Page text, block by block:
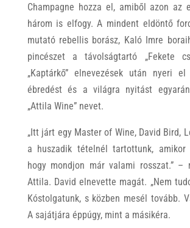
Champagne hozza el, amiből azon az
három is elfogy. A mindent eldöntő
mutató rebellis borász, Kaló Imre
pincészet a távolságtartó „Fekete
„Kaptárkő” elnevezések után nyeri
ébredést és a világra nyitást
„Attila Wine” nevet.
„Itt járt egy Master of Wine, David Bird,
a huszadik tételnél tartottunk, amikor
hogy mondjon már valami rosszat.” –
Attila. David elnevette magát. „Nem
Kóstolgatunk, s közben mesél tovább.
A sajátjára éppúgy, mint a másikéra.